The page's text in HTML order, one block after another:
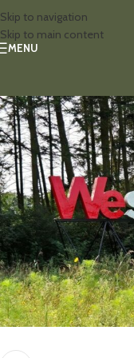
Skip to navigation
Skip to main content
MENU
10 MikMak december 2025